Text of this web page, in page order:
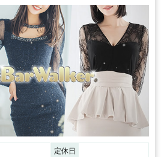
定休日